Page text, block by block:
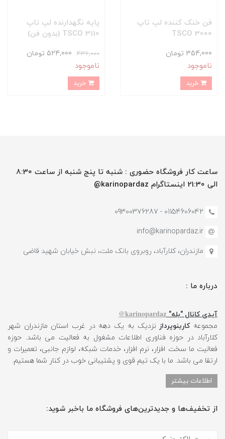
فن خنک کننده لپ تاپ
TSCO 3000
354,000 تومان
ناموجود
پایه نگهدارنده لپ تاپ
TSCO 3110 (بدون فن)
436,000 524,000 تومان
ناموجود
ساعت کار فروشگاه حضوری : شنبه تا پنج شنبه از ساعت 8:30
الی 21:30 اینستاگرام karinopardaz@
01154606042 - 09300376287
info@karinopardaz.ir
مازندران، کلارآباد، روبروی بانک ملت، نبش خیابان شهید قاضی
درباره ما :
آیدی کانال "بله" karinopardaz@
مجموعهکارینوپرداز نزدیک به یک دهه در غرب استان مازندران شهر
کلارآباد در حوزه فناوری اطلاعات مشغول به فعالیت می باشد. حوزه
فعالیت ما سخت افزار، نرم افزار، خدمات شبکه، لوازم جانبی، تعمیرات و
ارتقا می باشد. ما با یک تیم قوی و پشتیبانی خوب در کنار شما هستیم.
اطلاعات بیشتر
از تخفیف‌ها و جدیدترین‌های فروشگاه ما باخبر شوید: